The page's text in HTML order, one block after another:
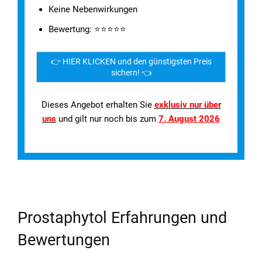
Keine Nebenwirkungen
Bewertung: ⭐⭐⭐⭐⭐
👉 HIER KLICKEN und den günstigsten Preis
sichern! 👈
Dieses Angebot erhalten Sie exklusiv nur über
uns und gilt nur noch bis zum 7. August 2026
Prostaphytol Erfahrungen und
Bewertungen